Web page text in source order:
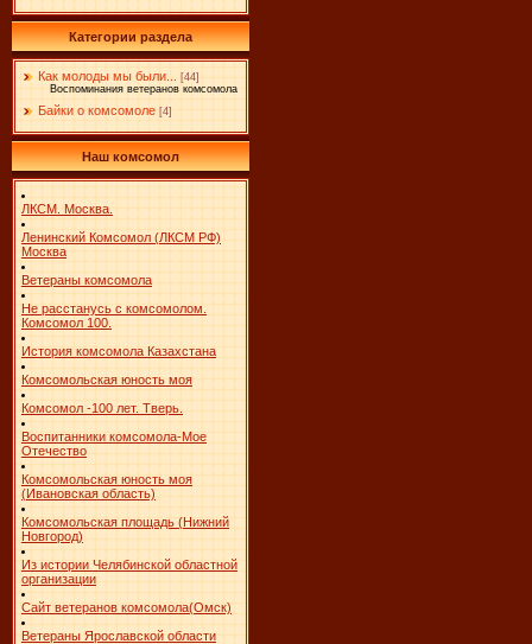
Категории раздела
Как молоды мы были...
[44]
Воспоминания ветеранов комсомола
Байки о комсомоле [4]
Наш комсомол
ЛКСМ. Москва.
Ленинский Комсомол (ЛКСМ РФ)
Москва
Ветераны комсомола
Не расстанусь с комсомолом.
Комсомол 100.
История комсомола Казахстана
Комсомольская юность моя
Комсомол -100 лет. Тверь.
Воспитанники комсомола-Мое
Отечество
Комсомольская юность моя
(Ивановская область)
Комсомольская площадь (Нижний
Новгород)
Из истории Челябинской областной
организации
Сайт ветеранов комсомола(Омск)
Ветераны Ярославской области